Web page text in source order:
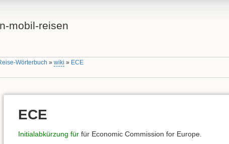
mobil-reisen
Wörterbuch »wiki » ECE
ECE
Initialabkürzung für für Economic Commission for Europe.